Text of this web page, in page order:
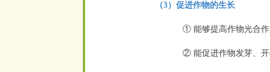
（3）促进作物的生长
① 能够提高作物光合
② 能促进作物发芽、